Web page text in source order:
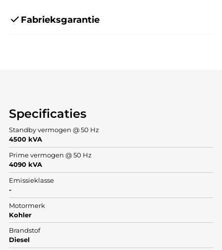
Fabrieksgarantie
Specificaties
Standby vermogen @ 50 Hz
4500 kVA
Prime vermogen @ 50 Hz
4090 kVA
Emissieklasse
-
Motormerk
Kohler
Brandstof
Diesel